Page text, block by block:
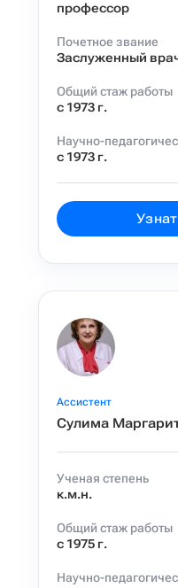
профессор
Почетное звание
Заслуженный
Общий стаж работы
с 1973 г.
Научно-
с 1973 г.
Ассистент
Сулима
Ученая степень
к.м.н.
Общий стаж работы
с 1975 г.
Научно-